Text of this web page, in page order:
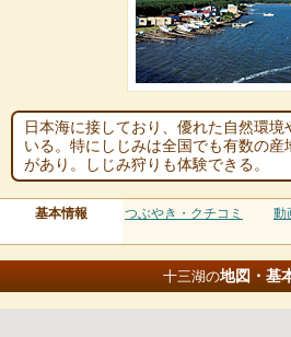
日本海に接しており、優れた自然環
いる。特にしじみは全国でも有数の産
があり。しじみ狩りも体験できる。
基本情報 つぶやき・クチコミ 動
十三湖の地図・基